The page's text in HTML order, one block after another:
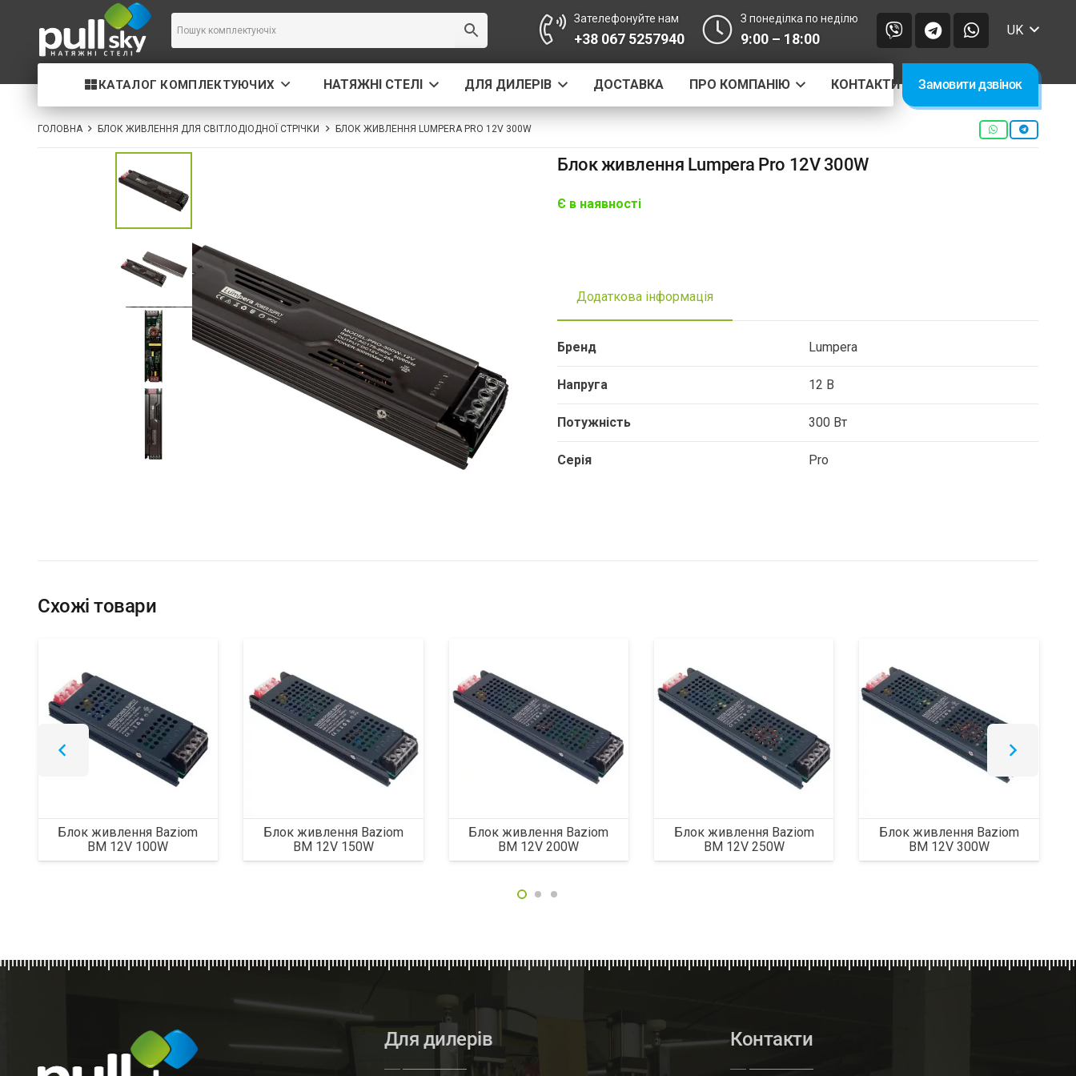
Зателефонуйте нам
+38 067 5257940
З понеділка по неділю
9:00 – 18:00
UK
КАТАЛОГ КОМПЛЕКТУЮЧИХ НАТЯЖНІ СТЕЛІ ДЛЯ ДИЛЕРІВ ДОСТАВКА ПРО КОМПАНІЮ КОНТАКТИ Замовити дзвінок
ГОЛОВНА БЛОК ЖИВЛЕННЯ ДЛЯ СВІТЛОДІОДНОЇ СТРІЧКИ БЛОК ЖИВЛЕННЯ LUMPERA PRO 12V 300W
Блок живлення Lumpera Pro 12V 300W
Є в наявності
Додаткова інформація
Бренд Lumpera
Напруга 12 В
Потужність 300 Вт
Серія Pro
Схожі товари
Блок живлення Baziom
BM 12V 100W
Блок живлення Baziom
BM 12V 150W
Блок живлення Baziom
BM 12V 200W
Блок живлення Baziom
BM 12V 250W
Блок живлення Baziom
BM 12V 300W
Для дилерів Контакти